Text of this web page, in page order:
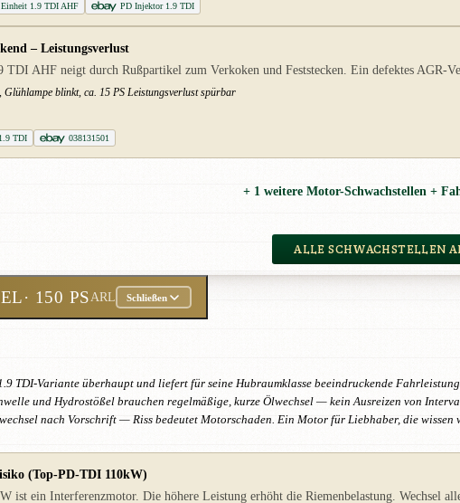
Einheit 1.9 TDI AHF PD Injektor 1.9 TDI
– Leistungsverlust
TDI AHF neigt durch Rußpartikel zum Verkoken und Feststecken. Ein defektes AGR-
Glühlampe blinkt, ca. 15 PS Leistungsverlust spürbar
TDI 038131501
+ 1 weitere Motor-Schwachstellen +
ALLE SCHWACHSTELLEN
· 150 PS ARL Schließen
TDI-Variante überhaupt und liefert für seine Hubraumklasse beeindruckende
und Hydrostößel brauchen regelmäßige, kurze Ölwechsel — kein Ausreizen von
nach Vorschrift — Riss bedeutet Motorschaden. Ein Motor für Liebhaber, die wissen
(Top-PD-TDI 110kW)
ist ein Interferenzmotor. Die höhere Leistung erhöht die Riemenbelastung. Wechsel